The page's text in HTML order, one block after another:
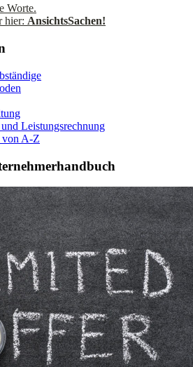
Worte.
hier: AnsichtsSachen!
Leistungsrechnung
von A-Z